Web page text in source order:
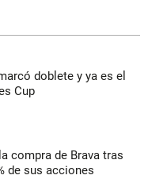
doblete y ya es el
Cup
compra de Brava tras
de sus acciones